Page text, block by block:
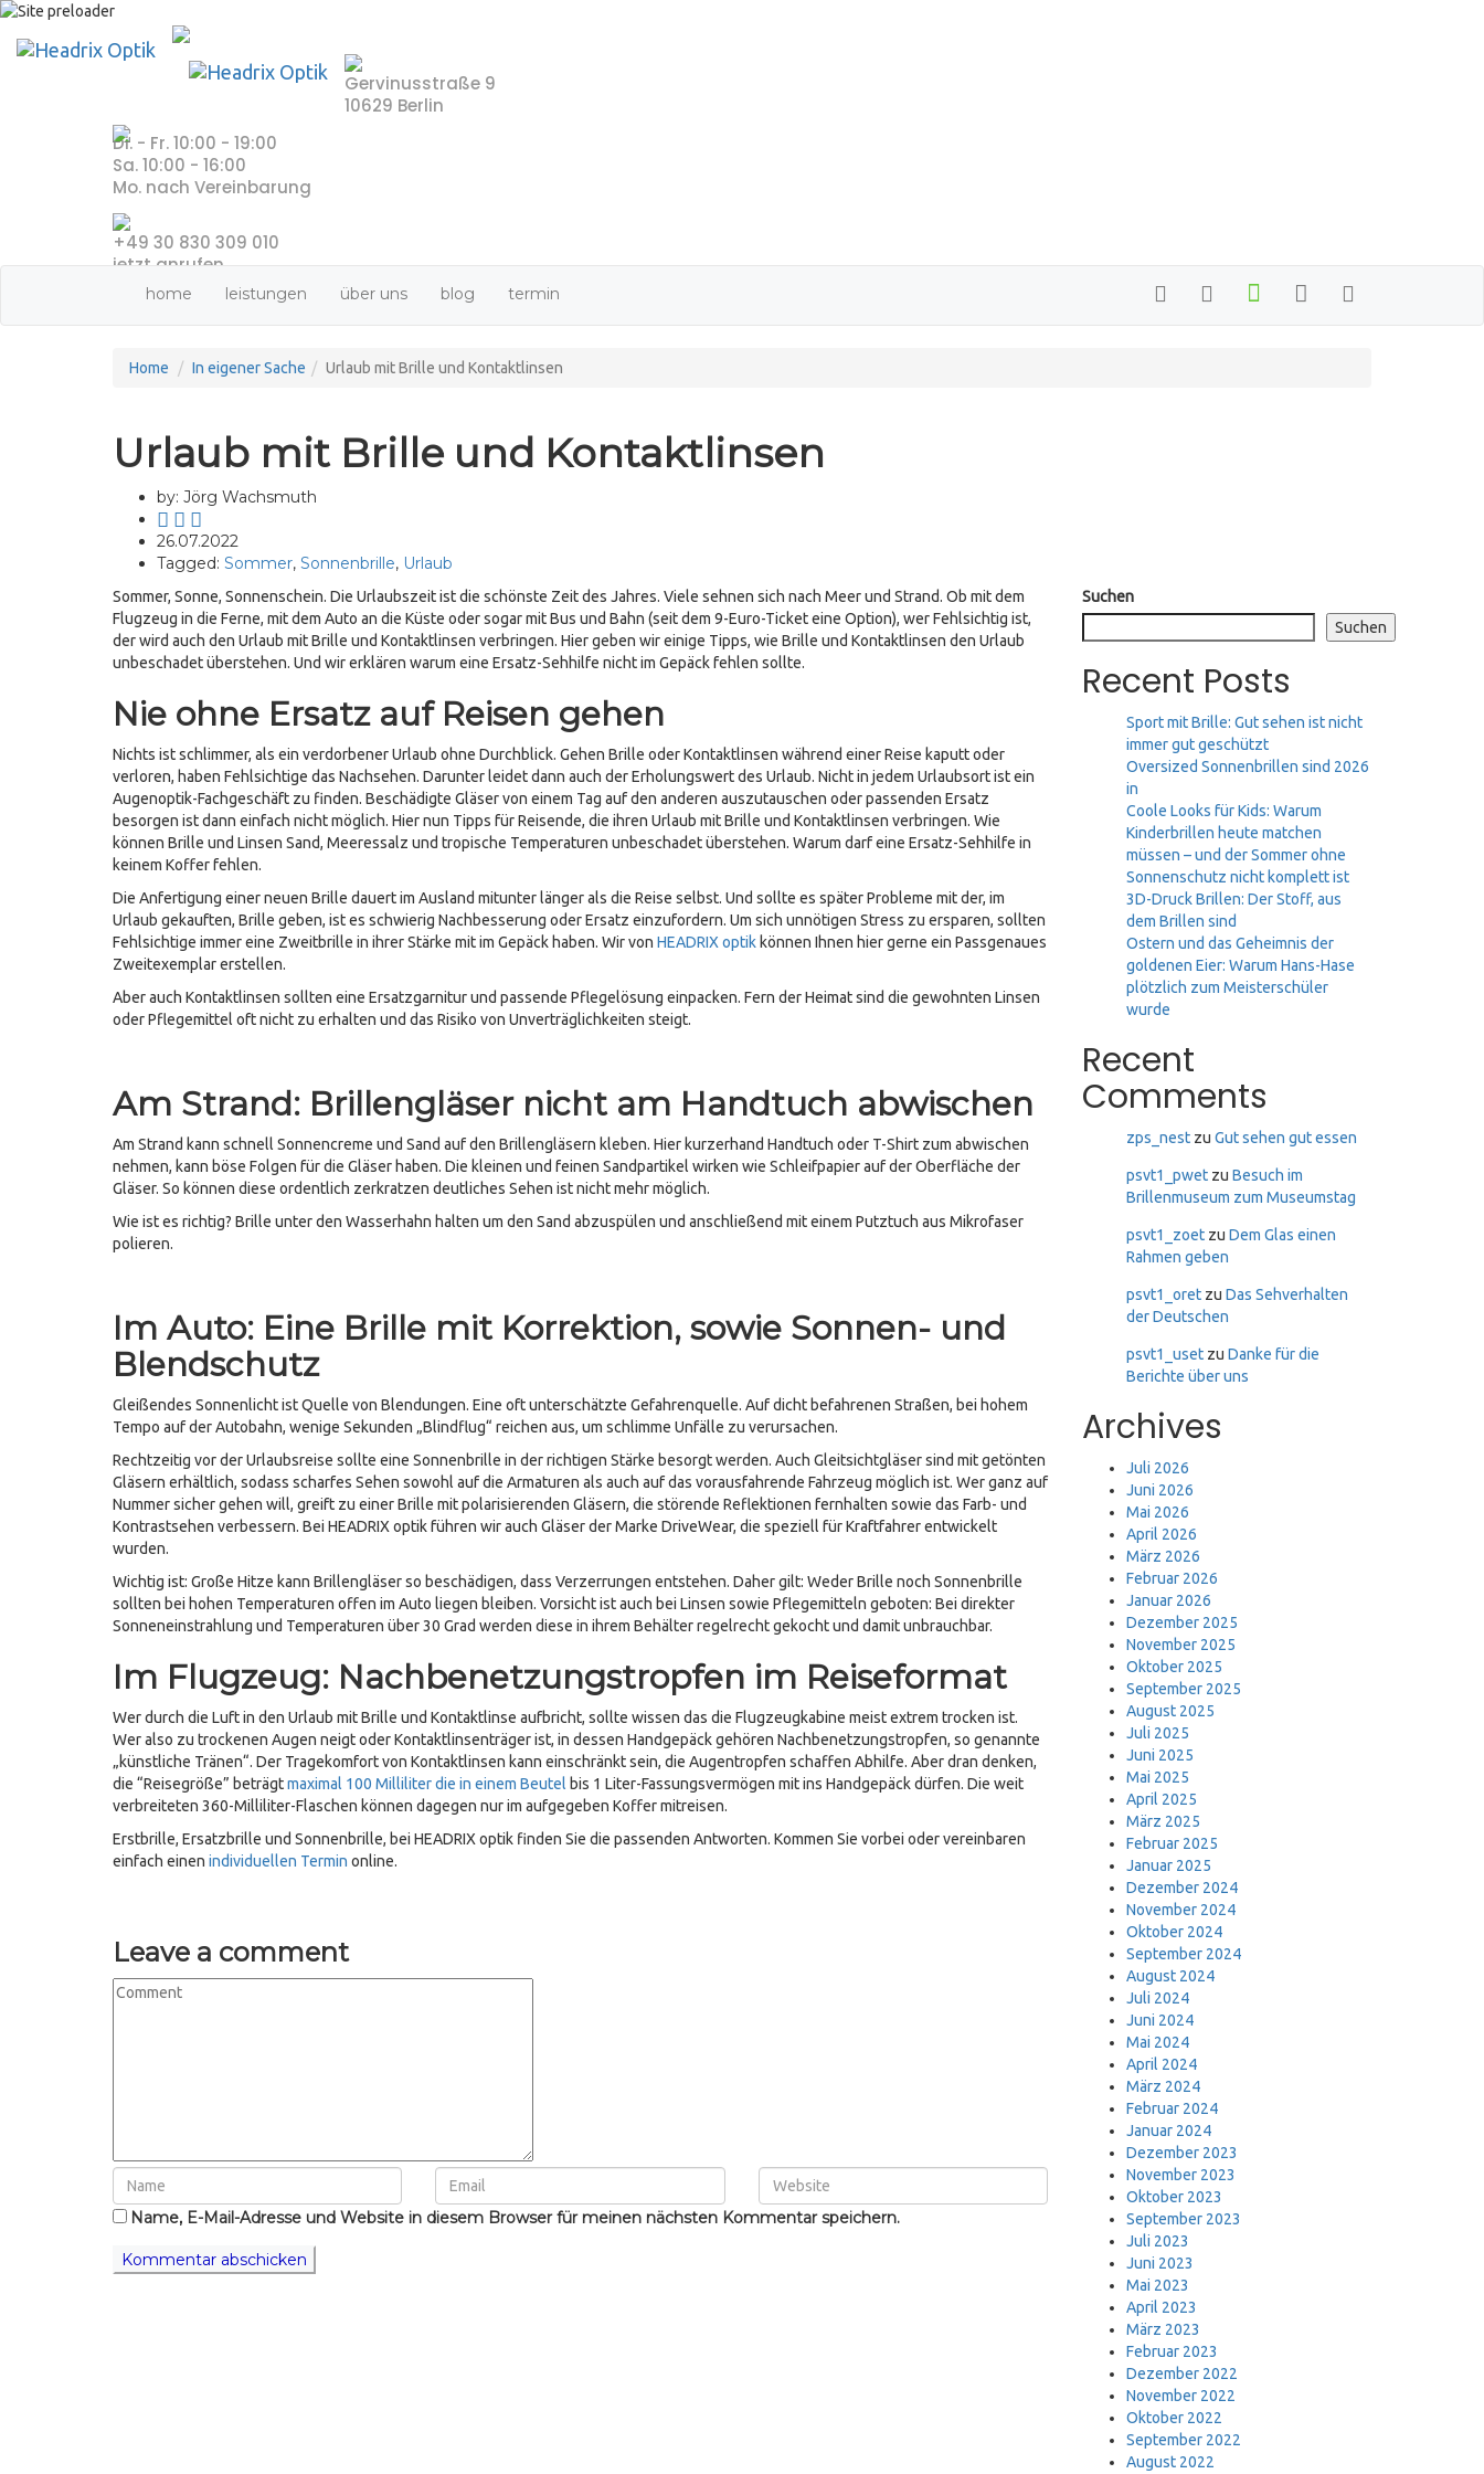
Skip
content
Gervinusstraße 9
10629 Berlin
Di. - Fr. 10:00 - 19:00
Sa. 10:00 - 16:00
Mo. nach Vereinbarung
+49 30 830 309 010
jetzt anrufen
home leistungen über uns blog termin
Home In eigener Sache Urlaub mit Brille und Kontaktlinsen
Urlaub mit Brille und Kontaktlinsen
by: Jörg Wachsmuth
26.07.2022
Tagged: Sommer, Sonnenbrille, Urlaub
Sommer, Sonne, Sonnenschein. Die Urlaubszeit ist die schönste Zeit des Jahres. Viele sehnen sich nach Meer und Strand. Ob mit dem
Flugzeug in die Ferne, mit dem Auto an die Küste oder sogar mit Bus und Bahn (seit dem 9-Euro-Ticket eine Option), wer Fehlsichtig ist,
der wird auch den Urlaub mit Brille und Kontaktlinsen verbringen. Hier geben wir einige Tipps, wie Brille und Kontaktlinsen den Urlaub
unbeschadet überstehen. Und wir erklären warum eine Ersatz-Sehhilfe nicht im Gepäck fehlen sollte.
Nie ohne Ersatz auf Reisen gehen
Nichts ist schlimmer, als ein verdorbener Urlaub ohne Durchblick. Gehen Brille oder Kontaktlinsen während einer Reise kaputt oder
verloren, haben Fehlsichtige das Nachsehen. Darunter leidet dann auch der Erholungswert des Urlaub. Nicht in jedem Urlaubsort ist ein
Augenoptik-Fachgeschäft zu finden. Beschädigte Gläser von einem Tag auf den anderen auszutauschen oder passenden Ersatz
besorgen ist dann einfach nicht möglich. Hier nun Tipps für Reisende, die ihren Urlaub mit Brille und Kontaktlinsen verbringen. Wie
können Brille und Linsen Sand, Meeressalz und tropische Temperaturen unbeschadet überstehen. Warum darf eine Ersatz-Sehhilfe in
keinem Koffer fehlen.
Die Anfertigung einer neuen Brille dauert im Ausland mitunter länger als die Reise selbst. Und sollte es später Probleme mit der, im
Urlaub gekauften, Brille geben, ist es schwierig Nachbesserung oder Ersatz einzufordern. Um sich unnötigen Stress zu ersparen, sollten
Fehlsichtige immer eine Zweitbrille in ihrer Stärke mit im Gepäck haben. Wir von HEADRIX optik können Ihnen hier gerne ein Passgenaues
Zweitexemplar erstellen.
Aber auch Kontaktlinsen sollten eine Ersatzgarnitur und passende Pflegelösung einpacken. Fern der Heimat sind die gewohnten Linsen
oder Pflegemittel oft nicht zu erhalten und das Risiko von Unverträglichkeiten steigt.
Am Strand: Brillengläser nicht am Handtuch abwischen
Am Strand kann schnell Sonnencreme und Sand auf den Brillengläsern kleben. Hier kurzerhand Handtuch oder T-Shirt zum abwischen
nehmen, kann böse Folgen für die Gläser haben. Die kleinen und feinen Sandpartikel wirken wie Schleifpapier auf der Oberfläche der
Gläser. So können diese ordentlich zerkratzen deutliches Sehen ist nicht mehr möglich.
Wie ist es richtig? Brille unter den Wasserhahn halten um den Sand abzuspülen und anschließend mit einem Putztuch aus Mikrofaser
polieren.
Im Auto: Eine Brille mit Korrektion, sowie Sonnen- und
Blendschutz
Gleißendes Sonnenlicht ist Quelle von Blendungen. Eine oft unterschätzte Gefahrenquelle. Auf dicht befahrenen Straßen, bei hohem
Tempo auf der Autobahn, wenige Sekunden „Blindflug“ reichen aus, um schlimme Unfälle zu verursachen.
Rechtzeitig vor der Urlaubsreise sollte eine Sonnenbrille in der richtigen Stärke besorgt werden. Auch Gleitsichtgläser sind mit getönten
Gläsern erhältlich, sodass scharfes Sehen sowohl auf die Armaturen als auch auf das vorausfahrende Fahrzeug möglich ist. Wer ganz auf
Nummer sicher gehen will, greift zu einer Brille mit polarisierenden Gläsern, die störende Reflektionen fernhalten sowie das Farb- und
Kontrastsehen verbessern. Bei HEADRIX optik führen wir auch Gläser der Marke DriveWear, die speziell für Kraftfahrer entwickelt
wurden.
Wichtig ist: Große Hitze kann Brillengläser so beschädigen, dass Verzerrungen entstehen. Daher gilt: Weder Brille noch Sonnenbrille
sollten bei hohen Temperaturen offen im Auto liegen bleiben. Vorsicht ist auch bei Linsen sowie Pflegemitteln geboten: Bei direkter
Sonneneinstrahlung und Temperaturen über 30 Grad werden diese in ihrem Behälter regelrecht gekocht und damit unbrauchbar.
Im Flugzeug: Nachbenetzungstropfen im Reiseformat
Wer durch die Luft in den Urlaub mit Brille und Kontaktlinse aufbricht, sollte wissen das die Flugzeugkabine meist extrem trocken ist.
Wer also zu trockenen Augen neigt oder Kontaktlinsenträger ist, in dessen Handgepäck gehören Nachbenetzungstropfen, so genannte
„künstliche Tränen“. Der Tragekomfort von Kontaktlinsen kann einschränkt sein, die Augentropfen schaffen Abhilfe. Aber dran denken,
die “Reisegröße” beträgtmaximal 100 Milliliter die in einem Beutel bis 1 Liter-Fassungsvermögen mit ins Handgepäck dürfen. Die weit
verbreiteten 360-Milliliter-Flaschen können dagegen nur im aufgegeben Koffer mitreisen.
Erstbrille, Ersatzbrille und Sonnenbrille, bei HEADRIX optik finden Sie die passenden Antworten. Kommen Sie vorbei oder vereinbaren
einfach einen individuellen Termin online.
Leave a comment
Name, E-Mail-Adresse und Website in diesem Browser für meinen nächsten Kommentar speichern.
Suchen
Suchen
Recent Posts
Sport mit Brille: Gut sehen ist nicht
immer gut geschützt
Oversized Sonnenbrillen sind 2026
in
Coole Looks für Kids: Warum
Kinderbrillen heute matchen
müssen – und der Sommer ohne
Sonnenschutz nicht komplett ist
3D-Druck Brillen: Der Stoff, aus
dem Brillen sind
Ostern und das Geheimnis der
goldenen Eier: Warum Hans-Hase
plötzlich zum Meisterschüler
wurde
Recent
Comments
zps_nestzu Gut sehen gut essen
psvt1_pwetzu Besuch im
Brillenmuseum zum Museumstag
psvt1_zoetzu Dem Glas einen
Rahmen geben
psvt1_oretzu Das Sehverhalten
der Deutschen
psvt1_usetzu Danke für die
Berichte über uns
Archives
Juli 2026
Juni 2026
Mai 2026
April 2026
März 2026
Februar 2026
Januar 2026
Dezember 2025
November 2025
Oktober 2025
September 2025
August 2025
Juli 2025
Juni 2025
Mai 2025
April 2025
März 2025
Februar 2025
Januar 2025
Dezember 2024
November 2024
Oktober 2024
September 2024
August 2024
Juli 2024
Juni 2024
Mai 2024
April 2024
März 2024
Februar 2024
Januar 2024
Dezember 2023
November 2023
Oktober 2023
September 2023
Juli 2023
Juni 2023
Mai 2023
April 2023
März 2023
Februar 2023
Dezember 2022
November 2022
Oktober 2022
September 2022
August 2022